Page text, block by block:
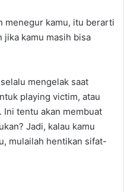
menegur kamu, itu berarti
jika kamu masih bisa
mengelak saat
playing victim, atau
Ini tentu akan membuat
Jadi, kalau kamu
mulailah hentikan sifat-